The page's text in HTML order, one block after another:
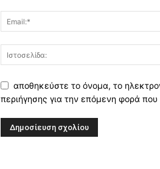
αποθηκεύστε το όνομα, το
περιήγησης για την επόμενη φορά